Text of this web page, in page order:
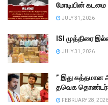
மோடியின் கடமை
JULY 31, 2026
ISI முத்திரை
JULY 31, 2026
” இது சுத்தமான
தவெக
FEBRUARY 28, 2026